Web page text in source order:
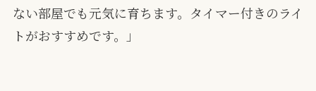
ない部屋でも元気に育ちます。タイマー付きのライ
トがおすすめです。」